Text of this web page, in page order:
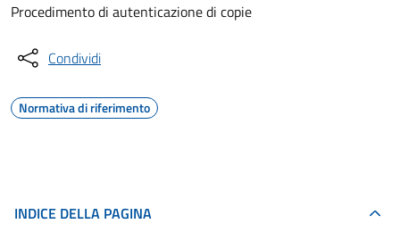
Procedimento di autenticazione di copie
Condividi
Normativa di riferimento
INDICE DELLA PAGINA